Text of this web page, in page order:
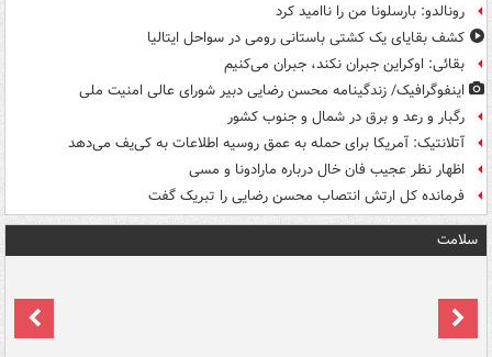
رونالدو: بارسلونا من را ناامید کرد
کشف بقایای یک کشتی باستانی رومی در سواحل ایتالیا
بقائی: اوکراین جبران نکند، جبران می‌کنیم
اینفوگرافیک/ زندگینامه محسن رضایی دبیر شورای عالی امنیت‌ ملی
رگبار و رعد و برق در شمال و جنوب کشور
آتلانتیک: آمریکا برای حمله به عمق روسیه اطلاعات به کی‌یف می‌دهد
اظهار نظر عجیب فان خال درباره مارادونا و مسی
فرمانده کل ارتش انتصاب محسن رضایی را تبریک گفت
سلامت